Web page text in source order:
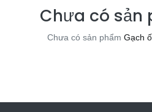
Chưa có sản
Chưa có sản phẩm Gạch